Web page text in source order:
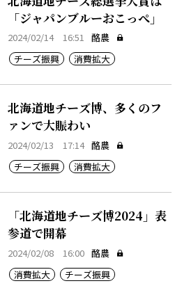
「ジャパンブルーおこっぺ」
2024/02/14 16:51 酪農
チーズ振興
消費拡大
北海道地チーズ博、多くのフ
ァンで大賑わい
2024/02/13 17:14 酪農
チーズ振興
消費拡大
「北海道地チーズ博2024」表
参道で開幕
2024/02/08 16:00 酪農
消費拡大
チーズ振興